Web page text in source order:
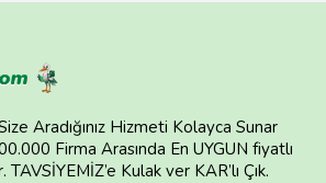
Aradığınız Hizmeti Kolayca Sunar
Firma Arasında En UYGUN fiyatlı
Kulak ver KAR’lı Çık.